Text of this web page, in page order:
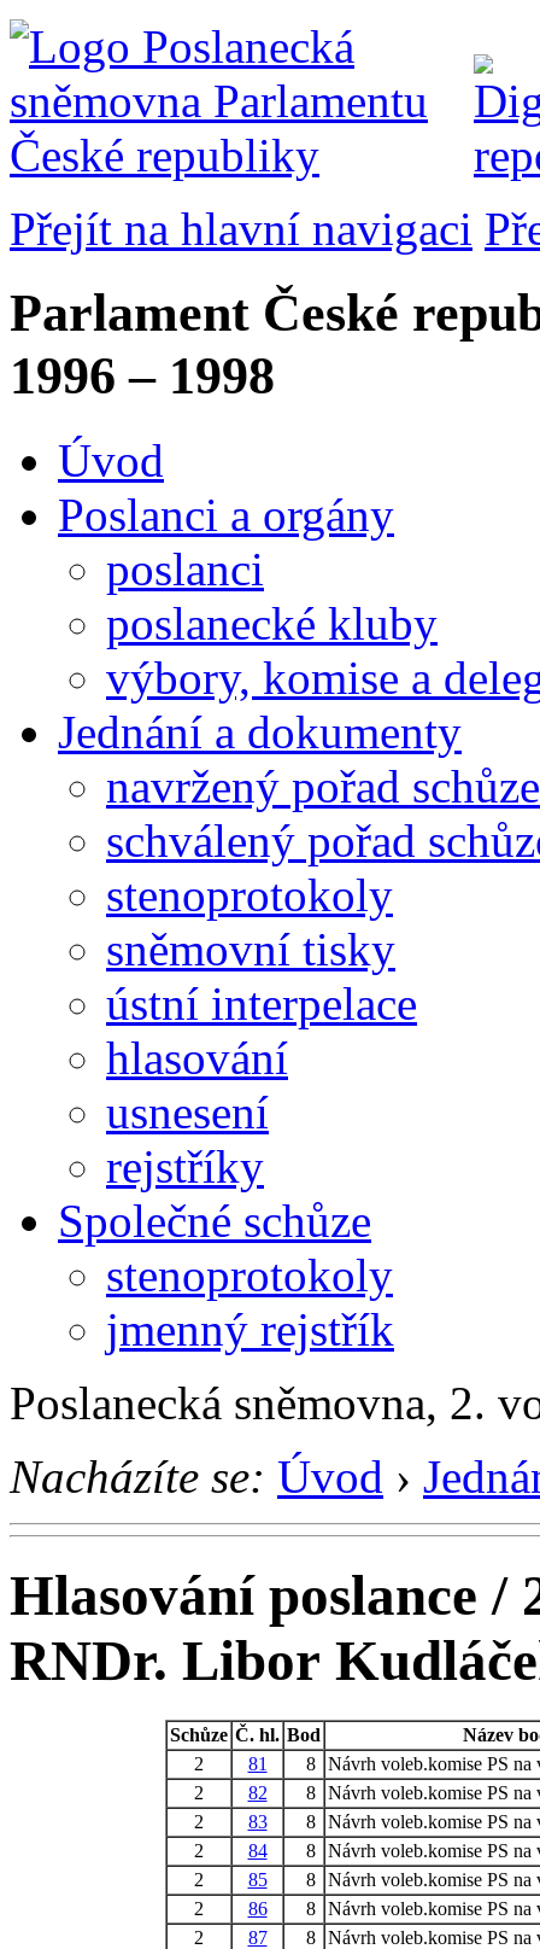
Přejít na hlavní navigaci
Parlament České
1996 – 1998
Úvod
Poslanci a orgány
poslanci
poslanecké kluby
výbory, komise a
Jednání a dokumenty
navržený pořad schůze
schválený pořad
stenoprotokoly
sněmovní tisky
ústní interpelace
hlasování
usnesení
rejstříky
Společné schůze
stenoprotokoly
jmenný rejstřík
Poslanecká sněmovna, 2.
Nacházíte se: Úvod ›
Hlasování poslance /
RNDr. Libor
Schůze Č. hl. Bod
Název
2
81 8 Návrh voleb.komise PS na
2
82 8 Návrh voleb.komise PS na
2
83 8 Návrh voleb.komise PS na
2
84 8 Návrh voleb.komise PS na
2
85 8 Návrh voleb.komise PS na
2
86 8 Návrh voleb.komise PS na
2
87 8 Návrh voleb.komise PS na